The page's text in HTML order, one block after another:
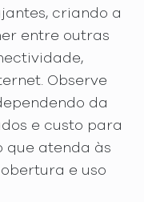
criando a
entre outras
Observe
da
e custo para
que atenda às
e uso